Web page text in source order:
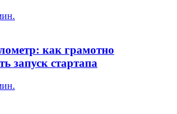
как грамотно
запуск стартапа